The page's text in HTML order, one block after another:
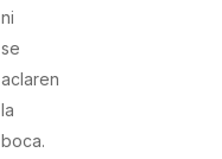
ni
se
aclaren
la
boca.